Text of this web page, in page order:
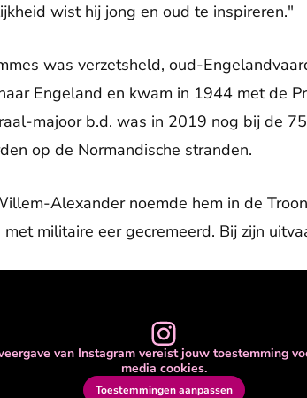
wist hij jong en oud te inspireren."
was verzetsheld, oud-
Engeland en kwam in 1944 met de
majoor b.d. was in 2019 nog bij de
op de Normandische stranden.
Alexander noemde hem in de
met militaire eer gecremeerd. Bij zijn
van Instagram vereist jouw toestemming
media cookies.
Toestemmingen aanpassen